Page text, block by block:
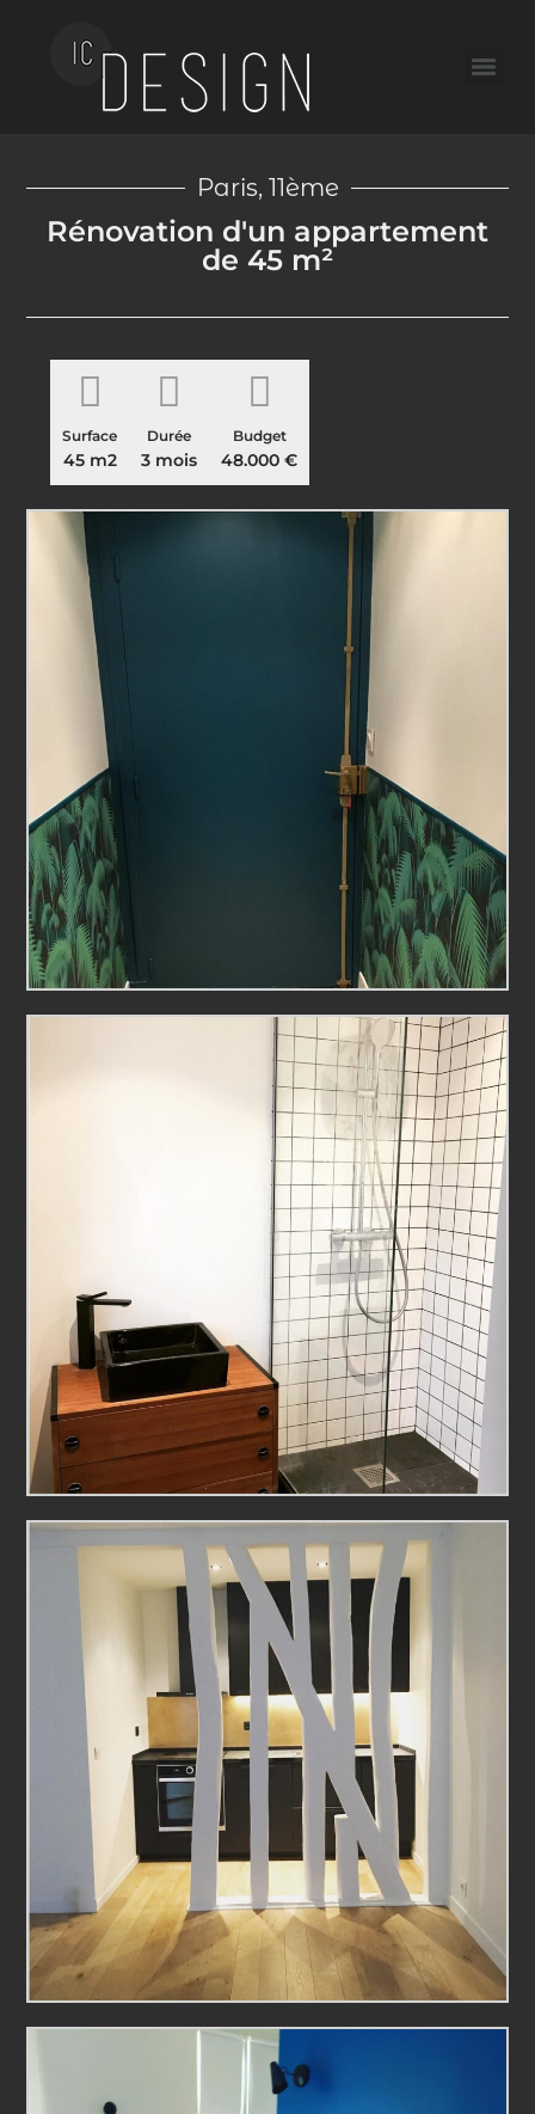
Paris, 11ème
Rénovation d'un appartement
de 45 m²
Surface
45 m2
Durée
3 mois
Budget
48.000 €